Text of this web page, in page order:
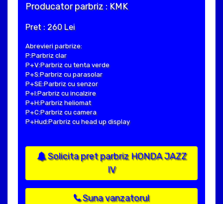
Producator parbriz : KMK
Pret : 260 Lei
Abrevieri parbrize:
P:Parbriz clar
P+V:Parbriz cu tenta verde
P+S:Parbriz cu parasolar
P+SE:Parbriz cu senzor
P+I:Parbriz cu incalzire
P+H:Parbriz heliomat
P+C:Parbriz cu camera
P+Hud:Parbriz cu head up display
Solicita pret parbriz HONDA JAZZ
IV
Suna vanzatorul